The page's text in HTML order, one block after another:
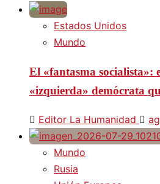
Estados Unidos
Mundo
El «fantasma socialista»:
«izquierda» demócrata
Editor La Humanidad
Mundo
Rusia